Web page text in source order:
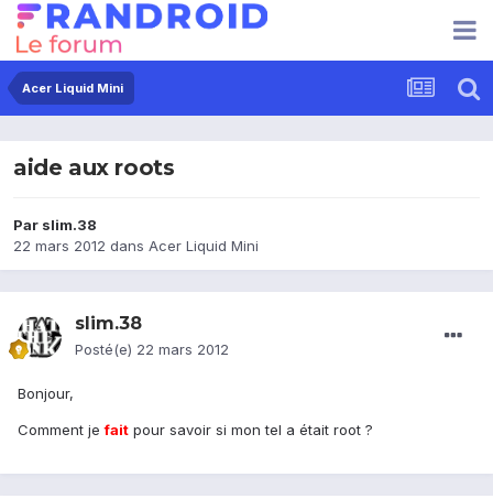
Acer Liquid Mini
aide aux roots
Par slim.38
22 mars 2012 dans Acer Liquid Mini
slim.38
Posté(e) 22 mars 2012
Bonjour,
Comment jefait pour savoir si mon tel a était root ?